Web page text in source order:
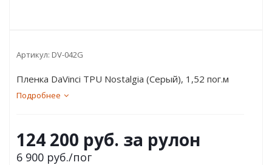
Артикул: DV-042G
Пленка DaVinci TPU Nostalgia (Серый), 1,52 пог.м
Подробнее
124 200 руб. за рулон
6 900 руб./пог